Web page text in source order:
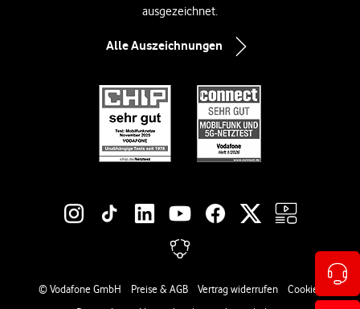
ausgezeichnet.
Alle Auszeichnungen
Social-Media-Links
Rechtliche Links
© Vodafone GmbH Preise & AGB Vertrag widerrufen
Cookies